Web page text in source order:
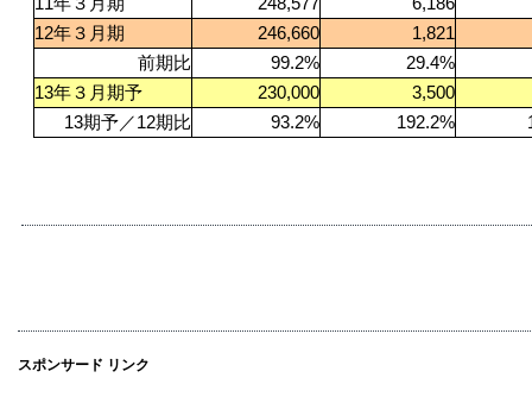
12年３月期 246,660
1,821
前期比
99.2%
29.4%
13年３月期予 230,000
3,500
13期予／12期比 93.2% 192.2%
スポンサード リンク